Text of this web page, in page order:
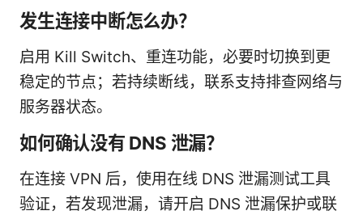
发生连接中断怎么办？
启用 Kill Switch、重连功能，必要时切换到更
稳定的节点；若持续断线，联系支持排查网络与
服务器状态。
如何确认没有 DNS 泄漏？
在连接 VPN 后，使用在线 DNS 泄漏测试工具
验证，若发现泄漏，请开启 DNS 泄漏保护或联